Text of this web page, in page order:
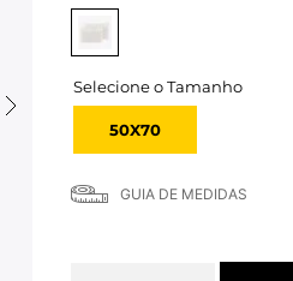
50X70
GUIA DE MEDIDAS